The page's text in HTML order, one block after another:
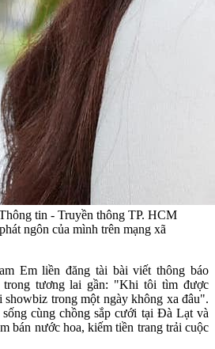
tin - Truyền thông TP. HCM
ngôn của mình trên mạng xã
Em liền đăng tài bài viết thông báo
trong tương lai gần: "Khi tôi tìm được
trong một ngày không xa đâu".
cùng chồng sắp cưới tại Đà Lạt và
bán nước hoa, kiếm tiền trang trải cuộc